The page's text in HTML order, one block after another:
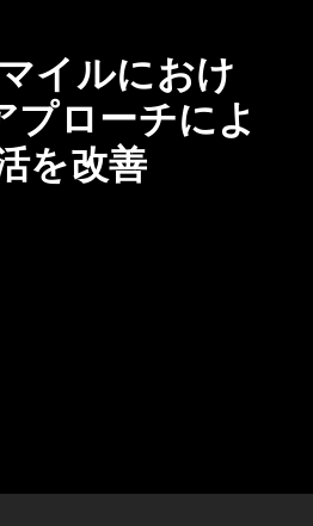
イルにおけ
プローチによ
を改善